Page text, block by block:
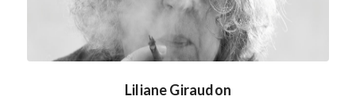
Liliane Giraudon